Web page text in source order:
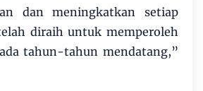
dan meningkatkan setiap
diraih untuk memperoleh
tahun-tahun mendatang,”